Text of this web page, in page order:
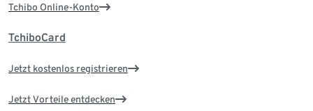
Tchibo Online-Konto
TchiboCard
Jetzt kostenlos registrieren
Jetzt Vorteile entdecken